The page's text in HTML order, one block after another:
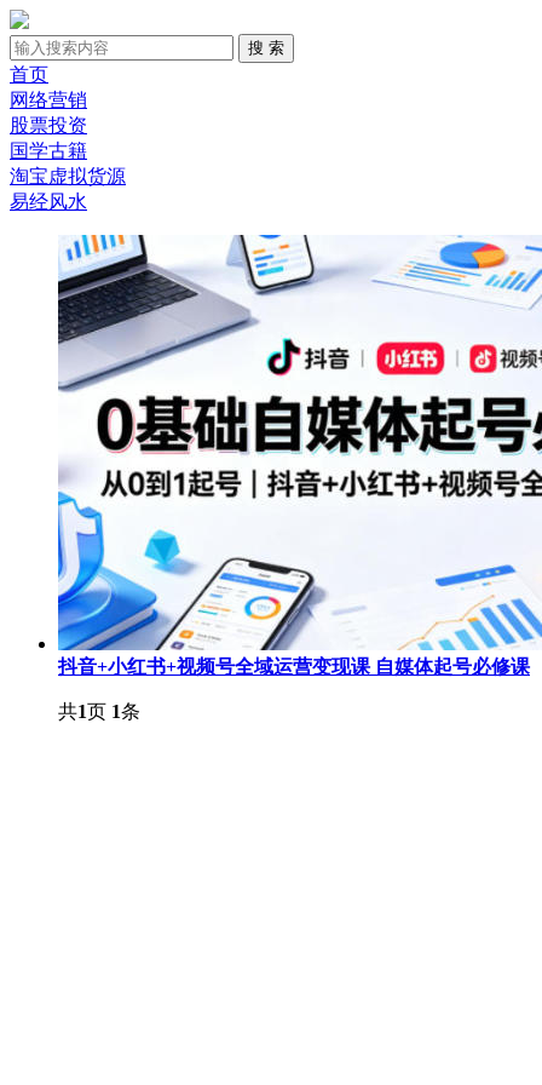
首页
网络营销
股票投资
国学古籍
淘宝虚拟货源
易经风水
抖音+小红书+视频号全域运营变现课 自媒体起号必修课
共1页 1条